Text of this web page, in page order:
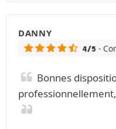
DANNY
4/5 -
Bonnes